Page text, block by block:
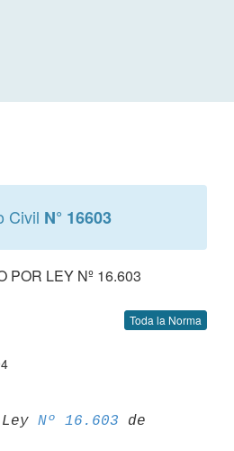
Civil N° 16603
POR LEY Nº 16.603
Toda la Norma
Ley Nº 16.603 de